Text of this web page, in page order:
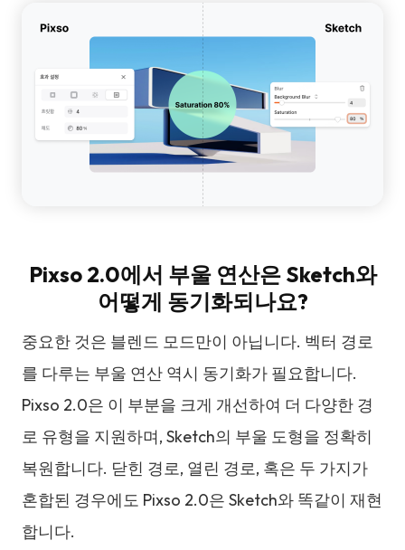
Pixso 2.0에서 부울 연산은 Sketch와
어떻게 동기화되나요?
중요한 것은 블렌드 모드만이 아닙니다. 벡터 경로
를 다루는 부울 연산 역시 동기화가 필요합니다.
Pixso 2.0은 이 부분을 크게 개선하여 더 다양한 경
로 유형을 지원하며, Sketch의 부울 도형을 정확히
복원합니다. 닫힌 경로, 열린 경로, 혹은 두 가지가
혼합된 경우에도 Pixso 2.0은 Sketch와 똑같이 재현
합니다.